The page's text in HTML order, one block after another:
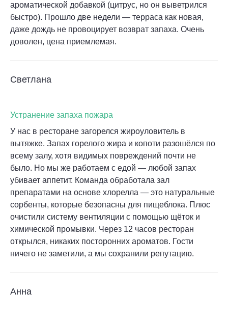
ароматической добавкой (цитрус, но он выветрился
быстро). Прошло две недели — терраса как новая,
даже дождь не провоцирует возврат запаха. Очень
доволен, цена приемлемая.
Светлана
Устранение запаха пожара
У нас в ресторане загорелся жироуловитель в
вытяжке. Запах горелого жира и копоти разошёлся по
всему залу, хотя видимых повреждений почти не
было. Но мы же работаем с едой — любой запах
убивает аппетит. Команда обработала зал
препаратами на основе хлорелла — это натуральные
сорбенты, которые безопасны для пищеблока. Плюс
очистили систему вентиляции с помощью щёток и
химической промывки. Через 12 часов ресторан
открылся, никаких посторонних ароматов. Гости
ничего не заметили, а мы сохранили репутацию.
Анна